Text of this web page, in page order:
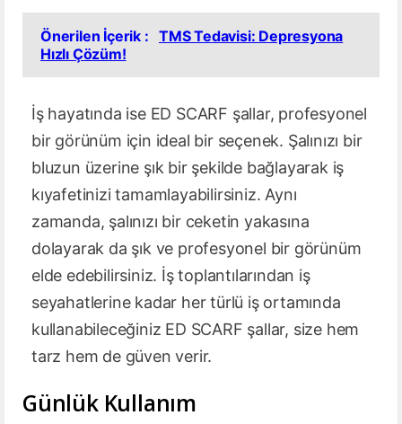
Önerilen İçerik :
TMS Tedavisi: Depresyona
Hızlı Çözüm!
İş hayatında ise ED SCARF şallar, profesyonel
bir görünüm için ideal bir seçenek. Şalınızı bir
bluzun üzerine şık bir şekilde bağlayarak iş
kıyafetinizi tamamlayabilirsiniz. Aynı
zamanda, şalınızı bir ceketin yakasına
dolayarak da şık ve profesyonel bir görünüm
elde edebilirsiniz. İş toplantılarından iş
seyahatlerine kadar her türlü iş ortamında
kullanabileceğiniz ED SCARF şallar, size hem
tarz hem de güven verir.
Günlük Kullanım